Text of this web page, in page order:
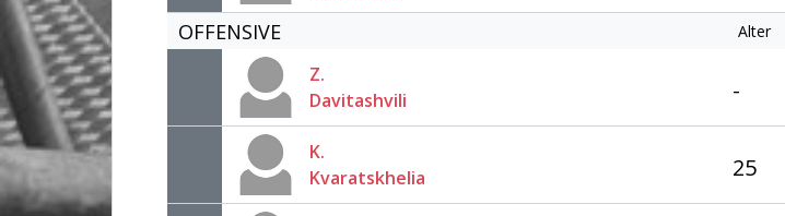
OFFENSIVE Alter
Z.
Davitashvili
-
K.
Kvaratskhelia
25